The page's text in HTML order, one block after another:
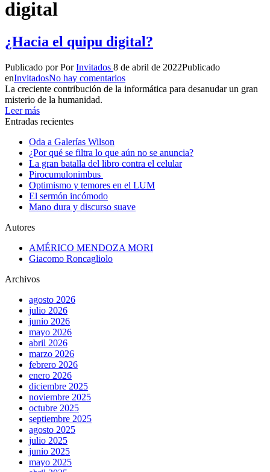
digital
¿Hacia el quipu digital?
Publicado por PorInvitados 8 de abril de 2022Publicado
enInvitadosNo hay comentarios
La creciente contribución de la informática para desanudar un gran
misterio de la humanidad.
Leer más
Entradas recientes
Oda a Galerías Wilson
¿Por qué se filtra lo que aún no se anuncia?
La gran batalla del libro contra el celular
Pirocumulonimbus
Optimismo y temores en el LUM
El sermón incómodo
Mano dura y discurso suave
Autores
AMÉRICO MENDOZA MORI
Giacomo Roncagliolo
Archivos
agosto 2026
julio 2026
junio 2026
mayo 2026
abril 2026
marzo 2026
febrero 2026
enero 2026
diciembre 2025
noviembre 2025
octubre 2025
septiembre 2025
agosto 2025
julio 2025
junio 2025
mayo 2025